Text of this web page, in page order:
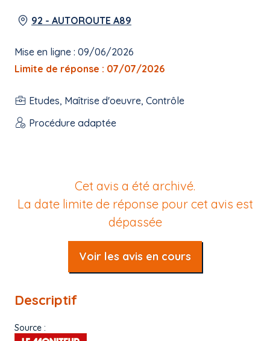
92 - AUTOROUTE A89
Mise en ligne : 09/06/2026
Limite de réponse : 07/07/2026
Etudes, Maîtrise d'oeuvre, Contrôle
Procédure adaptée
Cet avis a été archivé.
La date limite de réponse pour cet avis est
dépassée
Voir les avis en cours
Descriptif
Source :